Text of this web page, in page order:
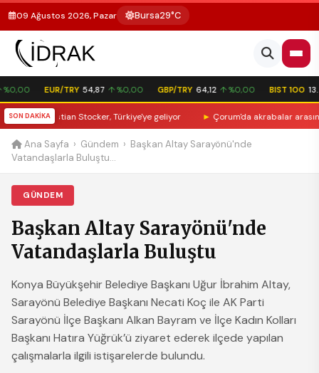
09 Ağustos 2026, Pazar Bursa29°C
EUR/TRY 54,87 ↑ %0,00 GBP/TRY 64,12 ↑ %0,00 BIST 100
SON DAKİKA
Christian Stocker, Türkiye'ye geliyor Çorum'da akrabalar
Ana Sayfa › Gündem › Başkan Altay Sarayönü'nde
Vatandaşlarla Buluştu...
GÜNDEM
Başkan Altay Sarayönü'nde
Vatandaşlarla Buluştu
Konya Büyükşehir Belediye Başkanı Uğur İbrahim Altay,
Sarayönü Belediye Başkanı Necati Koç ile AK Parti
Sarayönü İlçe Başkanı Alkan Bayram ve İlçe Kadın Kolları
Başkanı Hatıra Yüğrük’ü ziyaret ederek ilçede yapılan
çalışmalarla ilgili istişarelerde bulundu.